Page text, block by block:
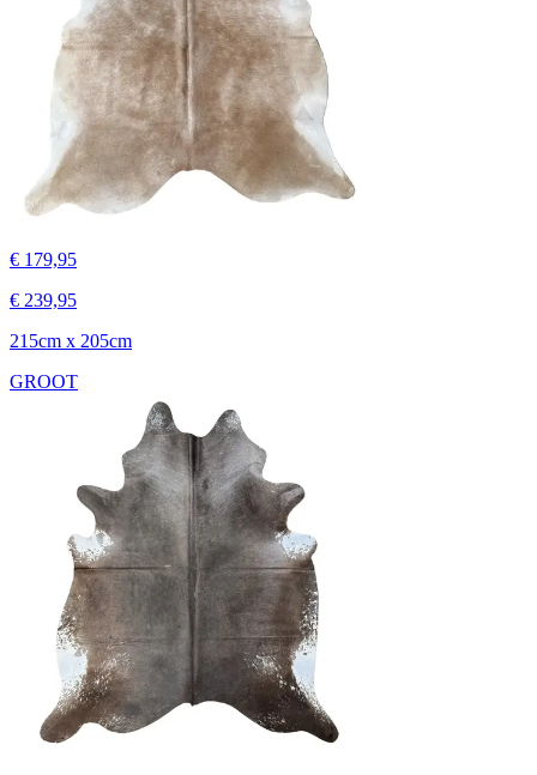
€ 179,95
€ 239,95
215cm x 205cm
GROOT